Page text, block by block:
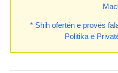
* Shih ofertën e provës
Politika e